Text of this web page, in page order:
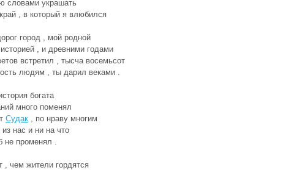
словами украшать
, в который я влюбился
город , мой родной
, и древними годами
встретил , тысча восемьсот
людям , ты дарил веками .
богата
много поменял
Судак , по нраву многим
из нас и ни на что
не променял .
, чем жители гордятся